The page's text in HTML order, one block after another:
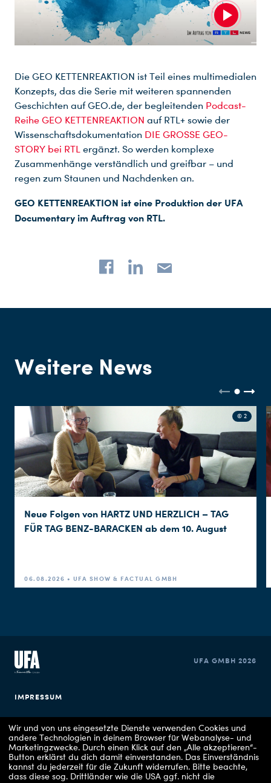
Die GEO KETTENREAKTION ist Teil eines multimedialen
Konzepts, das die Serie mit weiteren spannenden
Geschichten auf GEO.de, der begleitenden Podcast-
Reihe GEO KETTENREAKTION auf RTL+ sowie der
Wissenschaftsdokumentation DIE GROSSE GEO-
STORY bei RTL ergänzt. So werden komplexe
Zusammenhänge verständlich und greifbar – und
regen zum Staunen und Nachdenken an.
GEO KETTENREAKTION ist eine Produktion der UFA
Documentary im Auftrag von RTL.
Weitere News
© 2
Neue Folgen von HARTZ UND HERZLICH – TAG
FÜR TAG BENZ-BARACKEN ab dem 10. August
06.08.2026 • UFA SHOW & FACTUAL GMBH
IMPRESSUM
COOKIE EINSTELLUNGEN
UFA GMBH 2026
Wir und von uns eingesetzte Dienste verwenden Cookies und
andere Technologien in deinem Browser für Webanalyse- und
Marketingzwecke. Durch einen Klick auf den „Alle akzeptieren“-
Button erklärst du dich damit einverstanden. Das Einverständnis
kannst du jederzeit für die Zukunft widerrufen. Bitte beachte,
dass diese sog. Drittländer wie die USA ggf. nicht die